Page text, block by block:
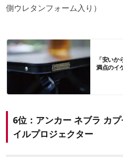
側ウレタンフォーム入り）
「安い
満点のイ
6位：アンカー ネブラ カ
イルプロジェクター